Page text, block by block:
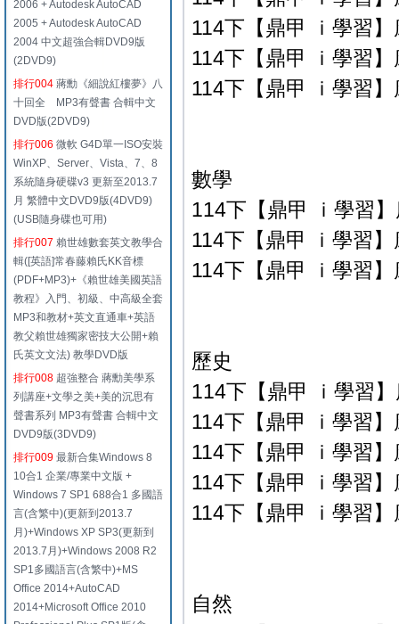
2006 + Autodesk AutoCAD
2005 + Autodesk AutoCAD
2004 中文超強合輯DVD9版
(2DVD9)
排行004 蔣勳《細說紅樓夢》八
十回全 MP3有聲書 合輯中文
DVD版(2DVD9)
排行006 微軟 G4D單一ISO安裝
WinXP、Server、Vista、7、8
系統隨身硬碟v3 更新至2013.7
月 繁體中文DVD9版(4DVD9)
(USB隨身碟也可用)
排行007 賴世雄數套英文教學合
輯([英語]常春藤賴氏KK音標
(PDF+MP3)+《賴世雄美國英語
教程》入門、初級、中高級全套
MP3和教材+英文直通車+英語
教父賴世雄獨家密技大公開+賴
氏英文文法) 教學DVD版
排行008 超強整合 蔣勳美學系
列講座+文學之美+美的沉思有
聲書系列 MP3有聲書 合輯中文
DVD9版(3DVD9)
排行009 最新合集Windows 8
10合1 企業/專業中文版 +
Windows 7 SP1 688合1 多國語
言(含繁中)(更新到2013.7
月)+Windows XP SP3(更新到
2013.7月)+Windows 2008 R2
SP1多國語言(含繁中)+MS
Office 2014+AutoCAD
2014+Microsoft Office 2010
114下【鼎甲 ｉ學習
114下【鼎甲 ｉ學習
114下【鼎甲 ｉ學習
數學
114下【鼎甲 ｉ學習
114下【鼎甲 ｉ學習
114下【鼎甲 ｉ學習
歷史
114下【鼎甲 ｉ學習
114下【鼎甲 ｉ學習
114下【鼎甲 ｉ學習
114下【鼎甲 ｉ學習
114下【鼎甲 ｉ學習
自然